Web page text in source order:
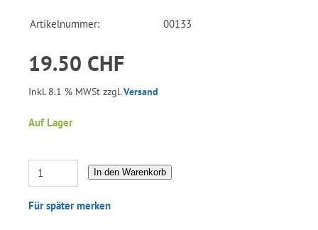
Artikelnummer: 00133
19.50 CHF
Inkl. 8.1 % MWSt zzgl.Versand
Auf Lager
In den Warenkorb
Für später merken